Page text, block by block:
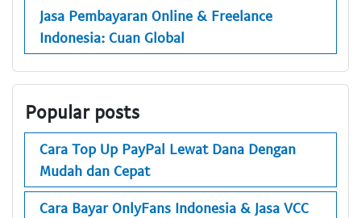
Jasa Pembayaran Online & Freelance
Indonesia: Cuan Global
Popular posts
Cara Top Up PayPal Lewat Dana Dengan
Mudah dan Cepat
Cara Bayar OnlyFans Indonesia & Jasa VCC